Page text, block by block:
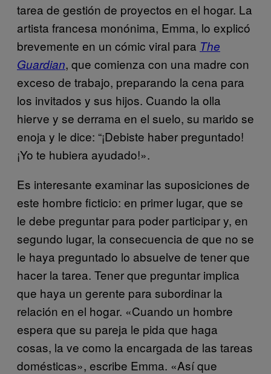
tarea de gestión de proyectos en el hogar. La
artista francesa monónima, Emma, lo explicó
brevemente en un cómic viral para The
Guardian, que comienza con una madre con
exceso de trabajo, preparando la cena para
los invitados y sus hijos. Cuando la olla
hierve y se derrama en el suelo, su marido se
enoja y le dice: “¡Debiste haber preguntado!
¡Yo te hubiera ayudado!».
Es interesante examinar las suposiciones de
este hombre ficticio: en primer lugar, que se
le debe preguntar para poder participar y, en
segundo lugar, la consecuencia de que no se
le haya preguntado lo absuelve de tener que
hacer la tarea. Tener que preguntar implica
que haya un gerente para subordinar la
relación en el hogar. «Cuando un hombre
espera que su pareja le pida que haga
cosas, la ve como la encargada de las tareas
domésticas», escribe Emma. «Así que